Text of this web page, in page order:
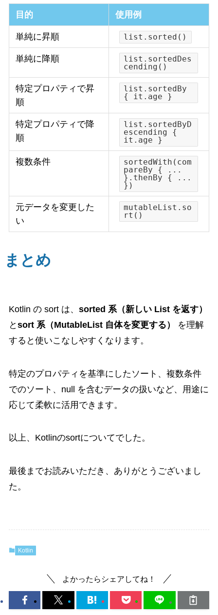
目的 使用例
単純に昇順 list.sorted()
単純に降順
list.sortedDes
cending()
特定プロパティで昇
順
list.sortedBy
{ it.age }
特定プロパティで降
順
list.sortedByD
escending {
it.age }
複数条件
sortedWith(com
pareBy { ...
}.thenBy { ...
})
元データを変更した
い
mutableList.so
rt()
まとめ
Kotlin の sort は、 sorted 系（新しい List を返す）
と sort 系（MutableList 自体を変更する）
を理解
すると使いこなしやすくなります。
特定のプロパティを基準にしたソート、複数条件
でのソート、null を含むデータの扱いなど、用途に
応じて柔軟に活用できます。
以上、Kotlinのsortについてでした。
最後までお読みいただき、ありがとうございまし
た。
Kotlin
よかったらシェアしてね！